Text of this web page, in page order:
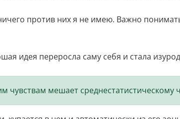
против них я не имею. Важно
идея переросла саму себя и стала
чувствам мешает